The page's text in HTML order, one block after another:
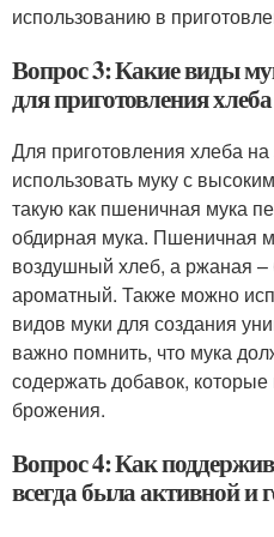
использованию в
Вопрос 3: Какие виды
для приготовления
Для приготовления хлеба
использовать муку с
такую как пшеничная мука
обдирная мука. Пшеничная
воздушный хлеб, а ржаная
ароматный. Также можно
видов муки для создания
важно помнить, что мука
содержать добавок,
брожения.
Вопрос 4: Как
всегда была активной и